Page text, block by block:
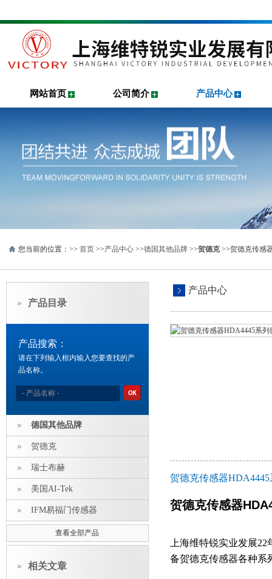
网站首页 公司简介 产品中心
您当前的位置：>> 首页 >>产品中心 >>德国其他品牌 >>贺德克>>贺德克传感
产品目录
产品搜索：
请在下列输入框内输入您要查找的产
品名称。
德国其他品牌
贺德克
瑞士布赫
美国AI-Tek
IFM易福门传感器
查看全部产品
相关文章
产品中心
贺德克传感器
贺德克传感器
上海维特锐实业发展
备贺德克传感器各种系